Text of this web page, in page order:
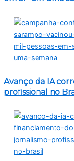
Avanço da IA
profissional no